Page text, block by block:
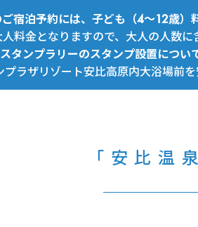
宿泊予約には、子ども（4～12歳）
料金となりますので、大人の人数に
タンプラリーのスタンプ設置につい
ラザリゾート安比高原内大浴場前
「安比温